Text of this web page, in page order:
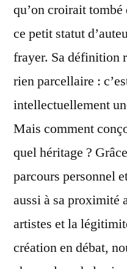
qu’on croirait
ce petit statut
frayer. Sa définition
rien parcellaire :
intellectuellement
Mais comment
quel héritage ?
parcours personnel
aussi à sa proximité
artistes et la
création en débat,